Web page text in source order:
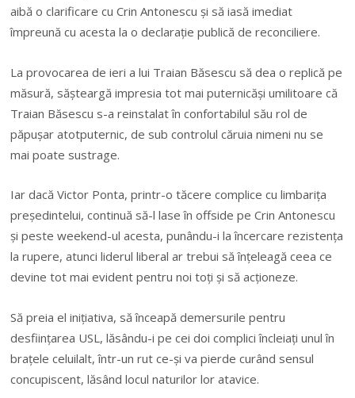
aibă o clarificare cu Crin Antonescuși să iasă imediat
împreună cu acesta la o declarație publică de reconciliere.
La provocarea de ieri a lui Traian Băsescu să dea o replică pe
măsură, sășteargă impresia tot mai puternicăși umilitoare că
Traian Băsescu s-a reinstalat în confortabilul său rol de
păpușar atotputernic, de sub controlul căruia nimeni nu se
mai poate sustrage.
Iar dacă Victor Ponta, printr-o tăcere complice cu limbarița
președintelui, continuă să-l lase în offside pe Crin Antonescu
și peste weekend-ul acesta, punându-i la încercare rezistența
la rupere, atunci liderul liberal ar trebui să înțeleagă ceea ce
devine tot mai evident pentru noi toțiși să acționeze.
Să preia el inițiativa, să înceapă demersurile pentru
desființarea USL, lăsându-i pe cei doi complici încleiați unul în
brațele celuilalt, într-un rut ce-și va pierde curând sensul
concupiscent, lăsând locul naturilor lor atavice.